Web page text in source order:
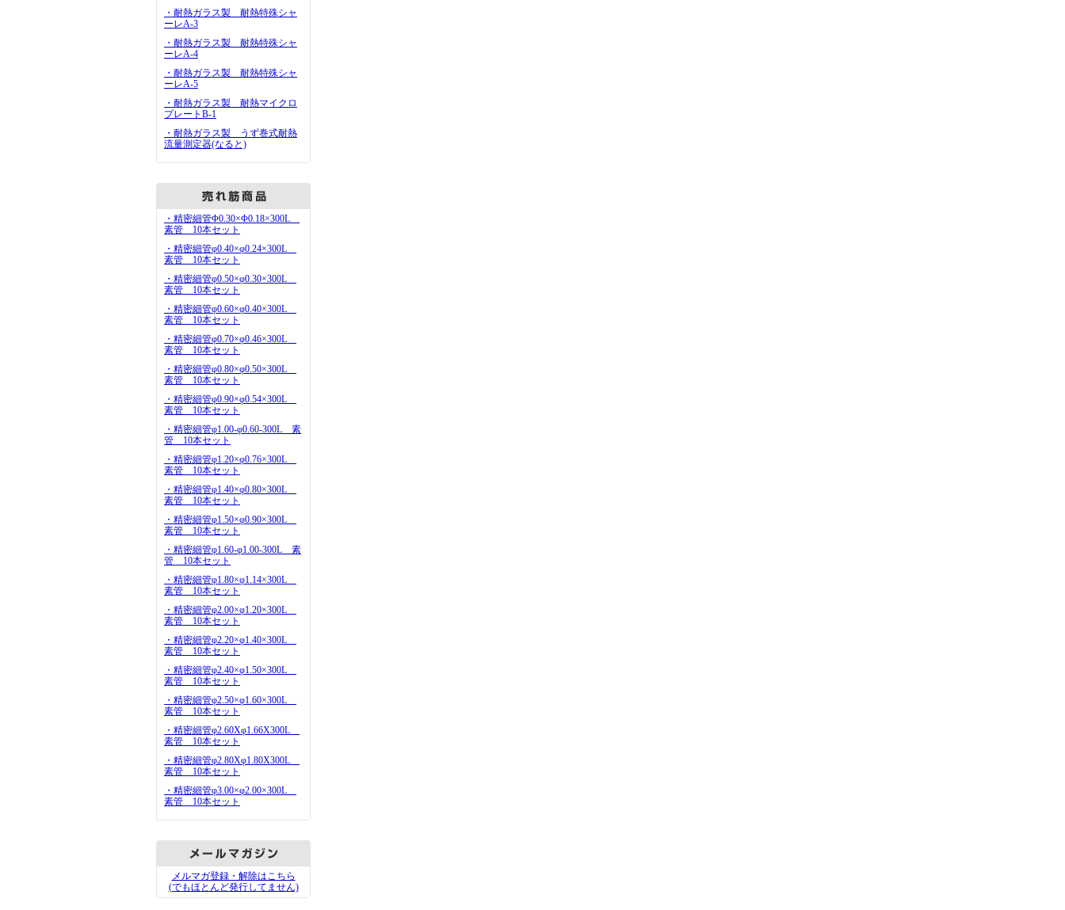
・耐熱ガラス製 耐熱特殊シャ
ーレA-3
・耐熱ガラス製 耐熱特殊シャ
ーレA-4
・耐熱ガラス製 耐熱特殊シャ
ーレA-5
・耐熱ガラス製 耐熱マイクロ
プレートB-1
・耐熱ガラス製 うず巻式耐熱
流量測定器(なると)
・精密細管Φ0.30×Φ0.18×300L
素管 10本セット
・精密細管φ0.40×φ0.24×300L
素管 10本セット
・精密細管φ0.50×φ0.30×300L
素管 10本セット
・精密細管φ0.60×φ0.40×300L
素管 10本セット
・精密細管φ0.70×φ0.46×300L
素管 10本セット
・精密細管φ0.80×φ0.50×300L
素管 10本セット
・精密細管φ0.90×φ0.54×300L
素管 10本セット
・精密細管φ1.00-φ0.60-300L 素
管 10本セット
・精密細管φ1.20×φ0.76×300L
素管 10本セット
・精密細管φ1.40×φ0.80×300L
素管 10本セット
・精密細管φ1.50×φ0.90×300L
素管 10本セット
・精密細管φ1.60-φ1.00-300L 素
管 10本セット
・精密細管φ1.80×φ1.14×300L
素管 10本セット
・精密細管φ2.00×φ1.20×300L
素管 10本セット
・精密細管φ2.20×φ1.40×300L
素管 10本セット
・精密細管φ2.40×φ1.50×300L
素管 10本セット
・精密細管φ2.50×φ1.60×300L
素管 10本セット
・精密細管φ2.60Xφ1.66X300L
素管 10本セット
・精密細管φ2.80Xφ1.80X300L
素管 10本セット
・精密細管φ3.00×φ2.00×300L
素管 10本セット
メルマガ登録・解除はこちら
(でもほとんど発行してません)